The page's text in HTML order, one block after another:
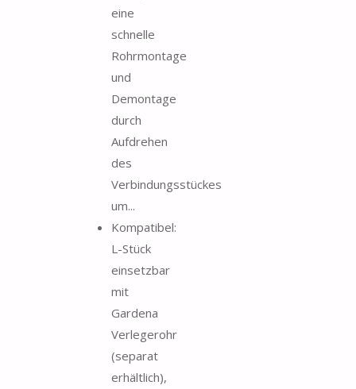
eine
schnelle
Rohrmontage
und
Demontage
durch
Aufdrehen
des
Verbindungsstückes
um...
Kompatibel:
L-Stück
einsetzbar
mit
Gardena
Verlegerohr
(separat
erhältlich),